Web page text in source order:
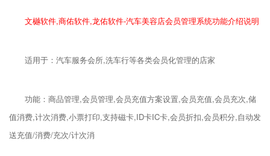
文樾软件,商佑软件,龙佑软件-汽车美容店会员管理系统功能介绍说明
适用于：汽车服务会所,洗车行等各类会员化管理的店家
功能：商品管理,会员管理,会员充值方案设置,会员充值,会员充次,储
值消费,计次消费,小票打印,支持磁卡,ID卡IC卡,会员折扣,会员积分,自动发
送充值/消费/充次/计次消